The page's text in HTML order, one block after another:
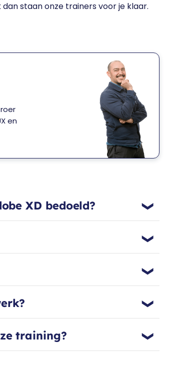
staan onze trainers voor je klaar.
en
XD bedoeld?
training?